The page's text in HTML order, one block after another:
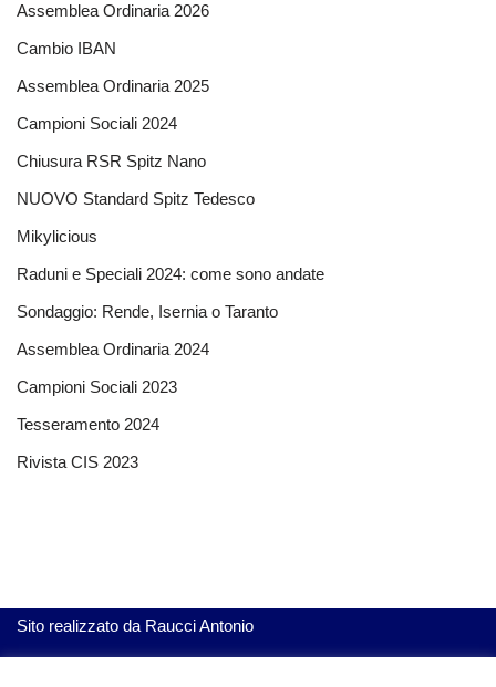
Assemblea Ordinaria 2026
Cambio IBAN
Assemblea Ordinaria 2025
Campioni Sociali 2024
Chiusura RSR Spitz Nano
NUOVO Standard Spitz Tedesco
Mikylicious
Raduni e Speciali 2024: come sono andate
Sondaggio: Rende, Isernia o Taranto
Assemblea Ordinaria 2024
Campioni Sociali 2023
Tesseramento 2024
Rivista CIS 2023
Sito realizzato da Raucci Antonio